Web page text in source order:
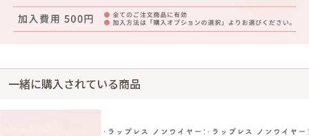
一緒に購入されている商品